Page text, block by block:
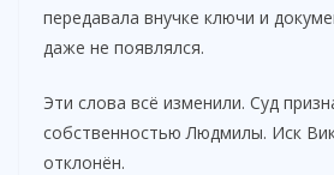
передавала внучке ключи и
даже не появлялся.
Эти слова всё изменили. Суд
собственностью Людмилы. Иск
отклонён.